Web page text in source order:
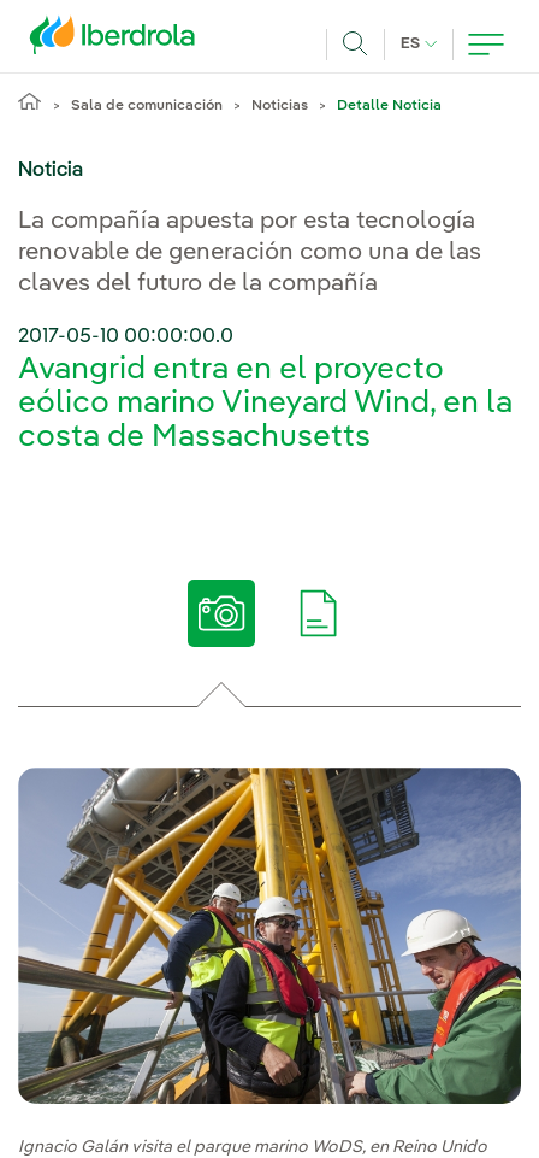
ES IDIOMA
Sala de comunicación Noticias Detalle Noticia
Noticia
La compañía apuesta por esta tecnología
renovable de generación como una de las
claves del futuro de la compañía
2017-05-10 00:00:00.0
Avangrid entra en el proyecto
eólico marino Vineyard Wind, en la
costa de Massachusetts
Ignacio Galán visita el parque marino WoDS, en Reino Unido